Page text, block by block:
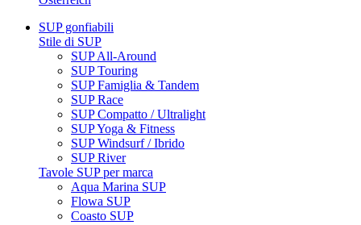
SUP gonfiabili
Stile di SUP
SUP All-Around
SUP Touring
SUP Famiglia & Tandem
SUP Race
SUP Compatto / Ultralight
SUP Yoga & Fitness
SUP Windsurf / Ibrido
SUP River
Tavole SUP per marca
Aqua Marina SUP
Flowa SUP
Coasto SUP